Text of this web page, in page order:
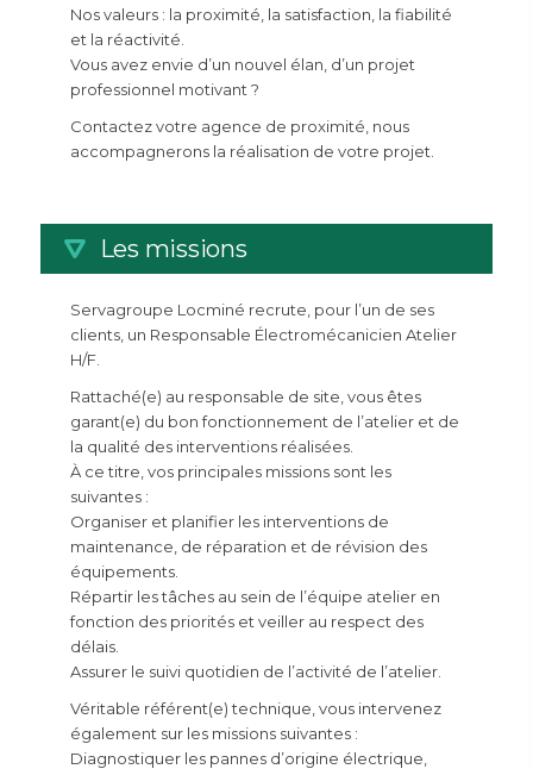
Nos valeurs : la proximité, la satisfaction, la fiabilité
et la réactivité.
Vous avez envie d’un nouvel élan, d’un projet
professionnel motivant ?
Contactez votre agence de proximité, nous
accompagnerons la réalisation de votre projet.
Les missions
Servagroupe Locminé recrute, pour l’un de ses
clients, un Responsable Électromécanicien Atelier
H/F.
Rattaché(e) au responsable de site, vous êtes
garant(e) du bon fonctionnement de l’atelier et de
la qualité des interventions réalisées.
À ce titre, vos principales missions sont les
suivantes :
Organiser et planifier les interventions de
maintenance, de réparation et de révision des
équipements.
Répartir les tâches au sein de l’équipe atelier en
fonction des priorités et veiller au respect des
délais.
Assurer le suivi quotidien de l’activité de l’atelier.
Véritable référent(e) technique, vous intervenez
également sur les missions suivantes :
Diagnostiquer les pannes d’origine électrique,